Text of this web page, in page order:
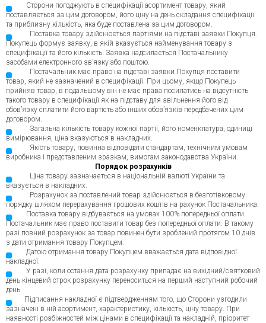
Сторони погоджують в специфікації асортимент товару, який
поставляється за цим договором, його ціну на день складання специфікації
та приблизну кількість, яка буде поставлена за цим договором.
Поставка товару здійснюється партіями на підставі заявки Покупця.
Покупець формує заявку, в якій вказується найменування товару з
специфікації та його кількість. Заявка надсилається Постачальнику
засобами електронного зв’язку або поштою.
Постачальник має право на підставі заявки Покупця поставити
товар, який не зазначений в специфікації. При цьому, якщо Покупець
прийняв товар, в подальшому він не має права посилатись на відсутність
такого товару в специфікації як на підставу для звільнення його від
обов’язку сплатити його вартість або інших обов’язків передбачених цим
договором.
Загальна кількість товару кожної партії, його номенклатура, одиниці
вимірювання, ціна вказуються в накладних.
Якість товару, повинна відповідати стандартам, технічним умовам
виробника і представленим зразкам, вимогам законодавства України.
Порядок розрахунків
Ціна товару зазначається в національній валюті України та
вказується в накладних.
Розрахунок за поставлений товар здійснюється в безготівковому
порядку шляхом перерахування грошових коштів на рахунок Постачальника.
Поставка товару відбувається на умовах 100% попередньої оплати.
Постачальник має право поставити товар без попередньої оплати. В такому
разі повний розрахунок за товар повинен бути зроблений протягом 10 днів
з дати отримання товару Покупцем.
Датою отримання товару Покупцем вважається дата відповідної
накладної.
У разі, коли остання дата розрахунку припадає на вихідний/святковий
день кінцевий строк розрахунку переноситься на перший наступний робочий
день.
Підписання накладної є підтвердженням того, що Сторони узгодили
зазначені в ній асортимент, характеристику, кількість, ціну товару. При
наявності розбіжностей між цінами в специфікації та накладній, пріоритет